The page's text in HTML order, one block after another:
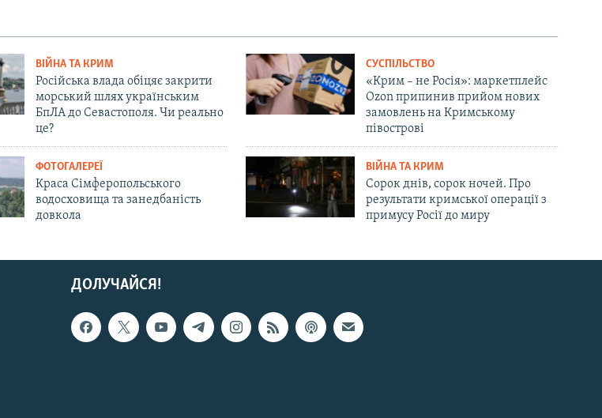
ВІЙНА ТА КРИМ
Російська влада обіцяє закрити
морський шлях українським
БпЛА до Севастополя. Чи реально
це?
СУСПІЛЬСТВО
«Крим – не Росія»: маркетплейс
Ozon припинив прийом нових
замовлень на Кримському
півострові
ФОТОГАЛЕРЕЇ
Краса Сімферопольського
водосховища та занедбаність
довкола
ВІЙНА ТА КРИМ
Сорок днів, сорок ночей. Про
результати кримської операції з
примусу Росії до миру
ДОЛУЧАЙСЯ!